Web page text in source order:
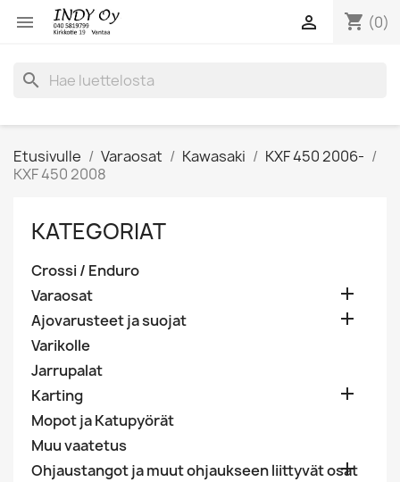
 shopping_cart (0)

search
Etusivulle Varaosat Kawasaki
KXF 450 2006-
KXF 450 2008
KATEGORIAT
Crossi / Enduro
Varaosat

Ajovarusteet ja suojat 
Varikolle
Jarrupalat
Karting

Mopot ja Katupyörät
Muu vaatetus
Ohjaustangot ja muut ohjaukseen liittyvät osat
